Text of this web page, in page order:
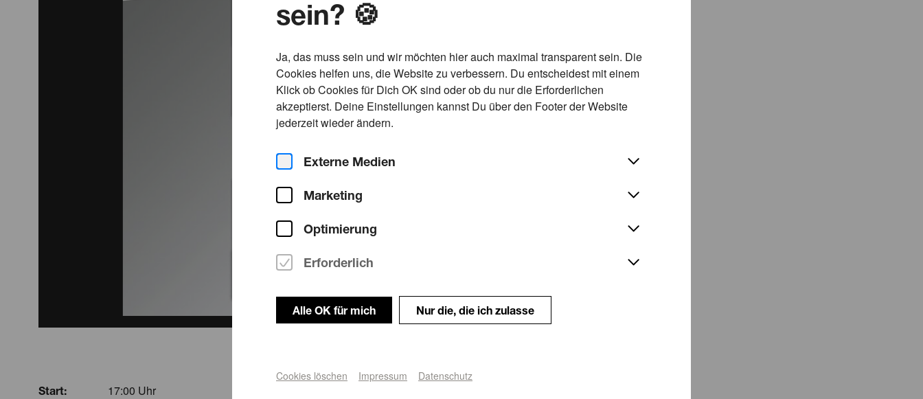
sein? 🍪
Ja, das muss sein und wir möchten hier auch maximal transparent sein. Die
Cookies helfen uns, die Website zu verbessern. Du entscheidest mit einem
Klick ob Cookies für Dich OK sind oder ob du nur die Erforderlichen
akzeptierst. Deine Einstellungen kannst Du über den Footer der Website
jederzeit wieder ändern.
Externe Medien
Marketing
Optimierung
Erforderlich
Alle OK für mich Nur die, die ich zulasse
Cookies löschen Impressum Datenschutz
Stadt Köln und das Ministerium für Kultur und Wissenschaft des Landes Nordrhein-Westfalen
Start: 17:00 Uhr